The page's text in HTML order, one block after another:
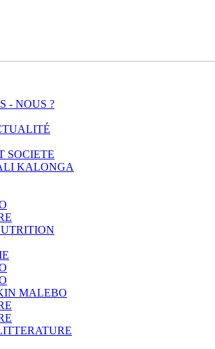
- NOUS ?
SOCIETE
KALONGA
MALEBO